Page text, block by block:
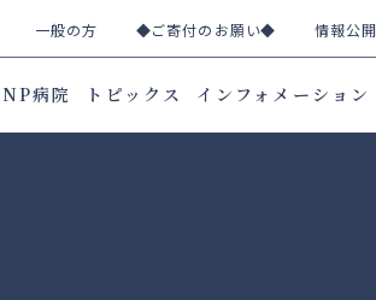
一般の方 ◆ご寄付のお願い◆ 情報公開
病院 トピックス インフォメーション